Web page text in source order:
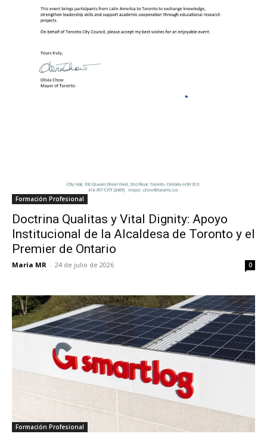
Formación Profesional
Doctrina Qualitas y Vital Dignity: Apoyo
Institucional de la Alcaldesa de Toronto y el
Premier de Ontario
María MR - 24 de julio de 2026 0
Formación Profesional